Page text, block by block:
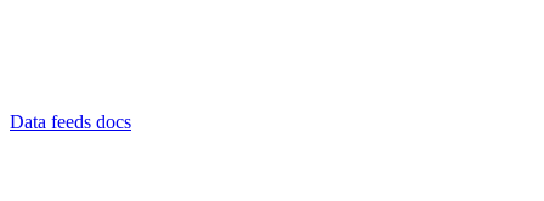
Data feeds docs